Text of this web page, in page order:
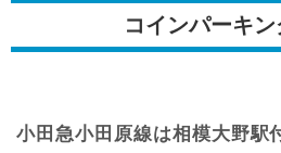
コインパーキ
小田急小田原線は相模大野駅